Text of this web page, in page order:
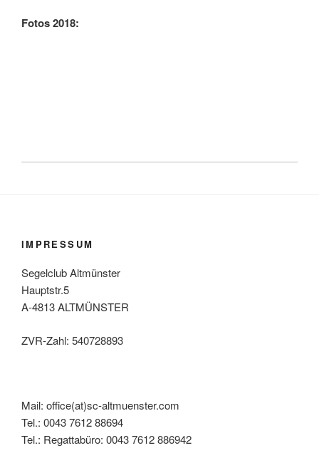
Fotos 2018:
IMPRESSUM
Segelclub Altmünster
Hauptstr.5
A-4813 ALTMÜNSTER
ZVR-Zahl: 540728893
Mail: office(at)sc-altmuenster.com
Tel.: 0043 7612 88694
Tel.: Regattabüro: 0043 7612 886942